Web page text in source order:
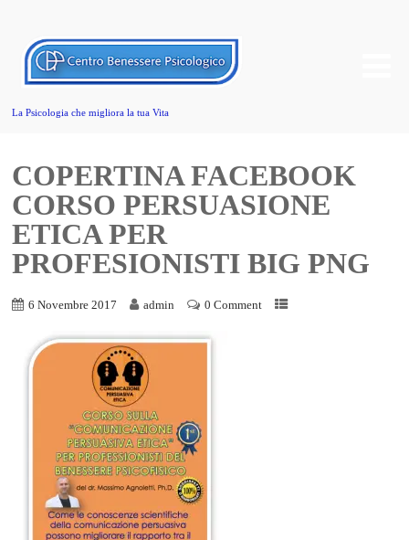
La Psicologia che migliora la tua Vita
COPERTINA FACEBOOK
CORSO PERSUASIONE
ETICA PER
PROFESIONISTI BIG PNG
6 Novembre 2017 admin 0 Comment